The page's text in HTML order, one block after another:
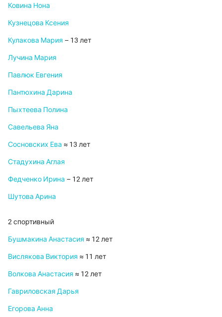
Ковина Нона
Кузнецова Ксения
Кулакова Мария – 13 лет
Лучина Мария
Павлюк Евгения
Пантюхина Дарина
Пыхтеева Полина
Савельева Яна
Сосновских Ева ≈ 13 лет
Стадухина Аглая
Федченко Ирина – 12 лет
Шутова Арина
2 спортивный
Бушмакина Анастасия ≈ 12 лет
Вислякова Виктория ≈ 11 лет
Волкова Анастасия ≈ 12 лет
Гавриловская Дарья
Егорова Анна